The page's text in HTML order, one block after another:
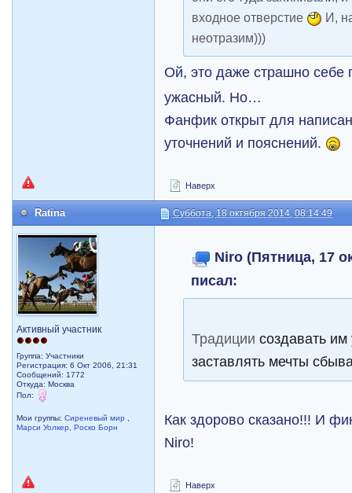
входное отверстие
И,
неотразим)))
Ой, это даже страшно себе
ужасный. Но…
Фанфик открыт для
уточнений и пояснений.
Наверх
Ratina Суббота, 18 октября 2014, 08:14:49
Активный участник
Группа: Участники
Регистрация: 6 Окт 2006, 21:31
Сообщений: 1772
Откуда: Москва
Пол:
Мои группы:Сиреневый мир
Марси Уолкер
,Роско Борн
Niro (Пятница, 17
писал:
Традициисоздавать
заставлять мечты
Как здорово сказано!!! И
Niro!
Наверх